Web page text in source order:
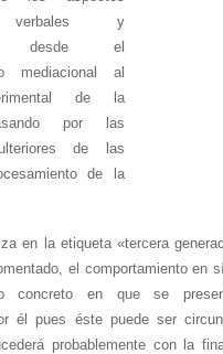
verbales y
desde el
mediacional al
de la
por las
de las
de la
en la etiqueta «tercera
el comportamiento en
concreto en que se
él pues éste puede ser
probablemente con la